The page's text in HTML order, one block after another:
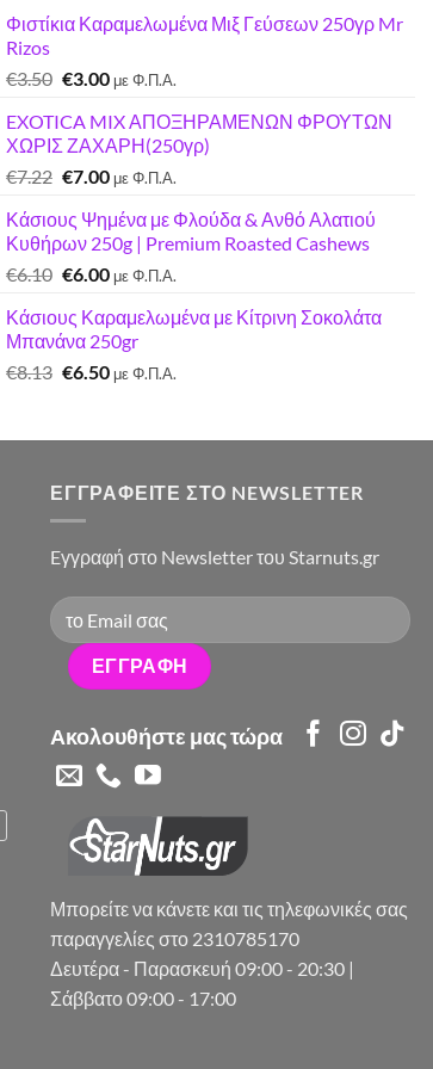
Φιστίκια Καραμελωμένα Μιξ Γεύσεων 250γρ Mr
Rizos
€3.50 Original
was:
€3.50.
€3.00Η
τιμή
είναι:
€3.00.
με Φ.Π.Α.
EXOTICA MIX ΑΠΟΞΗΡΑΜΕΝΩΝ ΦΡΟΥΤΩΝ
ΧΩΡΙΣ ΖΑΧΑΡΗ(250γρ)
€7.22 Original
was:
€7.22.
€7.00Η
τιμή
είναι:
€7.00.
με Φ.Π.Α.
Κάσιους Ψημένα με Φλούδα & Ανθό Αλατιού
Κυθήρων 250g | Premium Roasted Cashews
€6.10 Original
was:
€6.10.
€6.00Η
τιμή
είναι:
€6.00.
με Φ.Π.Α.
Κάσιους Καραμελωμένα με Κίτρινη Σοκολάτα
Μπανάνα 250gr
€8.13 Original
€8.13.
€6.50Η
είναι:
με Φ.Π.Α.
ΕΓΓΡΑΦΕΊΤΕ ΣΤΟ NEWSLETTER
Eγγραφή στο Newsletter του Starnuts.gr
Ακολουθήστε μας τώρα
Μπορείτε να κάνετε και τις τηλεφωνικές σας
παραγγελίες στο 2310785170
Δευτέρα - Παρασκευή 09:00 - 20:30 |
Σάββατο 09:00 - 17:00